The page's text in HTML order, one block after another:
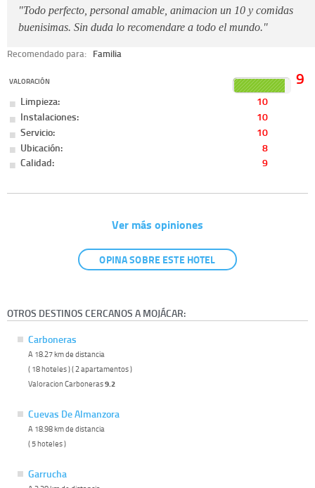
"Todo perfecto, personal amable, animacion un 10 y comidas
buenisimas. Sin duda lo recomendare a todo el mundo."
Recomendado para: Familia
VALORACIÓN 9
Limpieza:
10
Instalaciones:
10
Servicio:
10
Ubicación:
8
Calidad:
9
Ver más opiniones
OPINA SOBRE ESTE HOTEL
OTROS DESTINOS CERCANOS A MOJÁCAR:
Carboneras
A 18.27 km de distancia
( 18 hoteles ) ( 2 apartamentos )
Valoracion Carboneras9.2
Cuevas De Almanzora
A 18.98 km de distancia
( 5 hoteles )
Garrucha